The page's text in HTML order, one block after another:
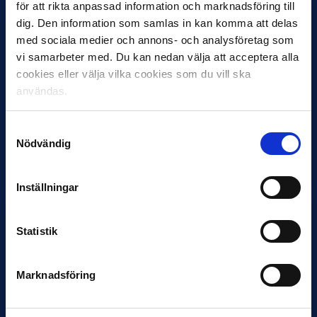
för att rikta anpassad information och marknadsföring till
dig. Den information som samlas in kan komma att delas
med sociala medier och annons- och analysföretag som
vi samarbeter med. Du kan nedan välja att acceptera alla
cookies eller välja vilka cookies som du vill ska
användas.
Nödvändig
Inställningar
Statistik
Marknadsföring
Favorit i repris för Sirius i maj
11 JUNI
VM-spelare med förflutet i Allsvenskan
och Superettan